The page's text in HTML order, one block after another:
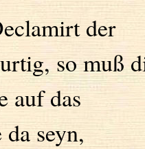
der
so muß
auf das
da seyn,